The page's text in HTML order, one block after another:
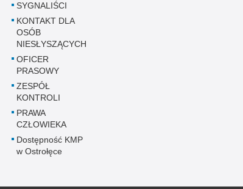
SYGNALIŚCI
KONTAKT DLA
OSÓB
NIESŁYSZĄCYCH
OFICER
PRASOWY
ZESPÓŁ
KONTROLI
PRAWA
CZŁOWIEKA
Dostępność KMP
w Ostrołęce